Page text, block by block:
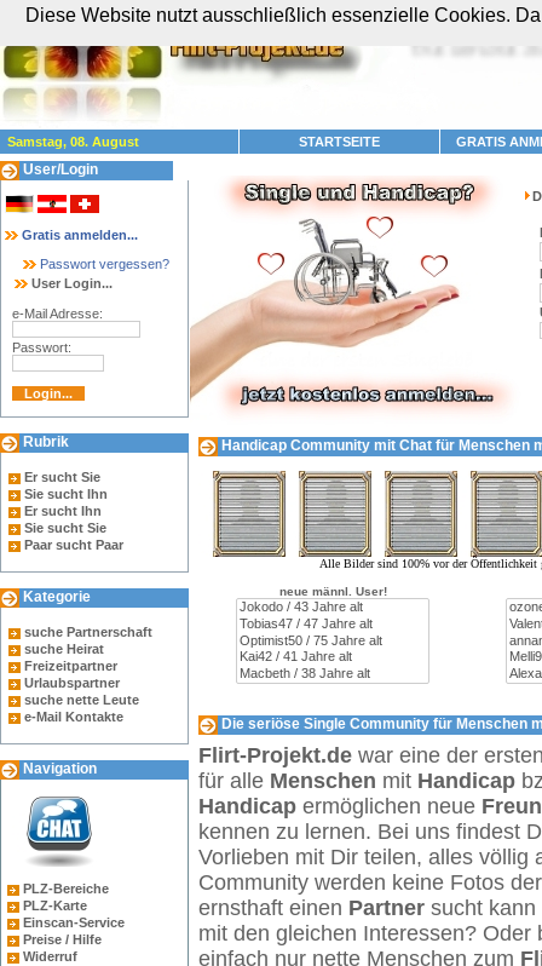
Samstag, 08. August STARTSEITE GRATIS
User/Login
Gratis anmelden...
Passwort vergessen?
User Login...
e-Mail Adresse:
Passwort:
Rubrik
Er sucht Sie
Sie sucht Ihn
Er sucht Ihn
Sie sucht Sie
Paar sucht Paar
Kategorie
suche Partnerschaft
suche Heirat
Freizeitpartner
Urlaubspartner
suche nette Leute
e-Mail Kontakte
Navigation
PLZ-Bereiche
PLZ-Karte
Einscan-Service
Preise / Hilfe
Widerruf
Handicap Community mit Chat für Menschen
Alle Bilder sind 100% vor der Öffentlichkeit
neue männl. User!
Die seriöse Single Community für Menschen
Flirt-Projekt.dewar eine der
für alle Menschen mit Handicap
Handicapermöglichen neue
kennen zu lernen. Bei uns findest
Vorlieben mit Dir teilen, alles völlig
Community werden keine Fotos
ernsthaft einen Partnersucht kann
mit den gleichen Interessen? Oder
einfach nur nette Menschen zum
Diese Website nutzt ausschließlich essenzielle Cookies.